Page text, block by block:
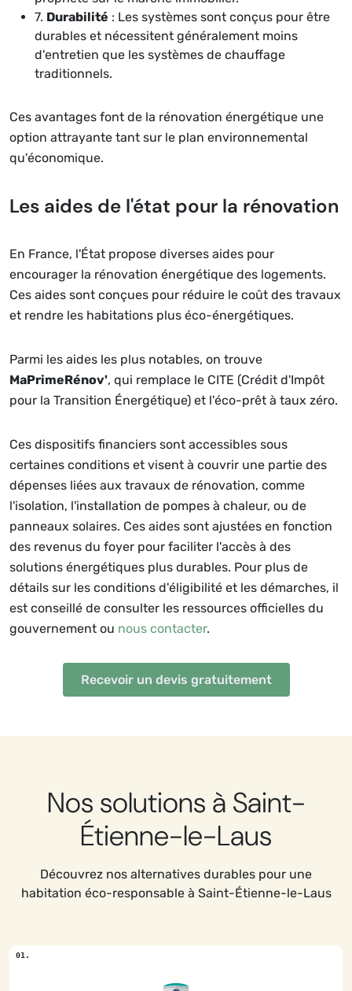
7. Durabilité : Les systèmes sont conçus pour être
durables et nécessitent généralement moins
d'entretien que les systèmes de chauffage
traditionnels.
Ces avantages font de la rénovation énergétique une
option attrayante tant sur le plan environnemental
qu'économique.
Les aides de l'état pour la rénovation
En France, l'État propose diverses aides pour
encourager la rénovation énergétique des logements.
Ces aides sont conçues pour réduire le coût des travaux
et rendre les habitations plus éco-énergétiques.
Parmi les aides les plus notables, on trouve
MaPrimeRénov', qui remplace le CITE (Crédit d'Impôt
pour la Transition Énergétique) et l'éco-prêt à taux zéro.
Ces dispositifs financiers sont accessibles sous
certaines conditions et visent à couvrir une partie des
dépenses liées aux travaux de rénovation, comme
l'isolation, l'installation de pompes à chaleur, ou de
panneaux solaires. Ces aides sont ajustées en fonction
des revenus du foyer pour faciliter l'accès à des
solutions énergétiques plus durables. Pour plus de
détails sur les conditions d'éligibilité et les démarches, il
est conseillé de consulter les ressources officielles du
gouvernement ou nous contacter.
Recevoir un devis gratuitement
Nos solutions à Saint-
Étienne-le-Laus
Découvrez nos alternatives durables pour une
habitation éco-responsable à Saint-Étienne-le-Laus